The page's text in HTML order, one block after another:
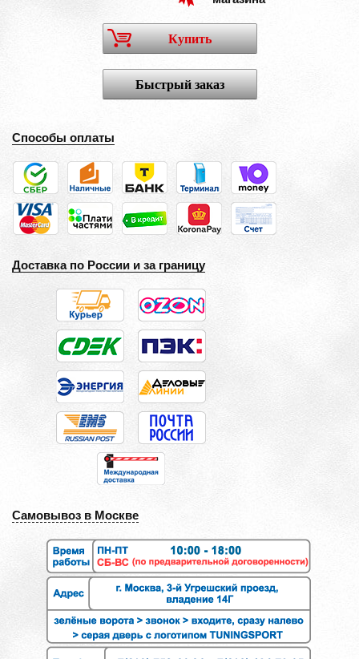
Купить
Быстрый заказ
Способы оплаты
Доставка по России и за границу
Самовывоз в Москве